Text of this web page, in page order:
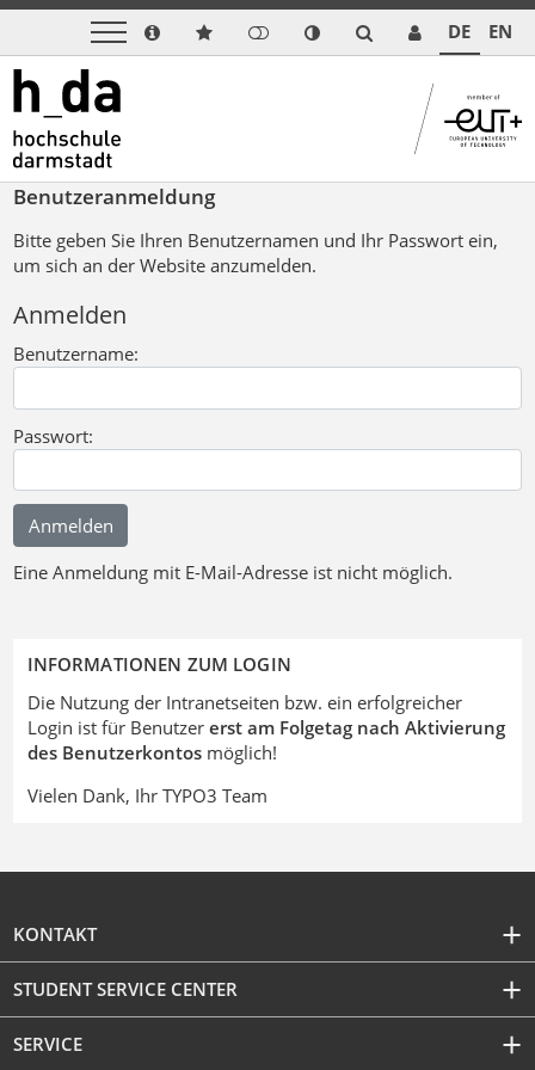
DE EN
Benutzeranmeldung
Bitte geben Sie Ihren Benutzernamen und Ihr Passwort ein,
um sich an der Website anzumelden.
Anmelden
Benutzername:
Passwort:
Eine Anmeldung mit E-Mail-Adresse ist nicht möglich.
INFORMATIONEN ZUM LOGIN
Die Nutzung der Intranetseiten bzw. ein erfolgreicher
Login ist für Benutzer erst am Folgetag nach Aktivierung
des Benutzerkontosmöglich!
Vielen Dank, Ihr TYPO3 Team
KONTAKT
STUDENT SERVICE CENTER
SERVICE